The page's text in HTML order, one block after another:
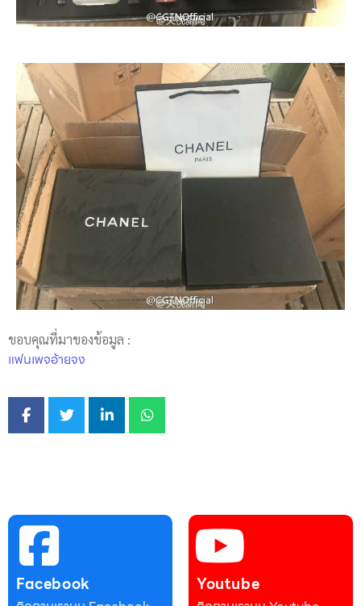
ขอบคุณที่มาของข้อมูล :
แฟนเพจอ้ายจง
Facebook Youtube